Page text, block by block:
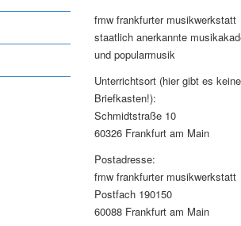
fmw frankfurter musikwerkstatt
staatlich anerkannte
und popularmusik
Unterrichtsort (hier gibt es
Briefkasten!):
Schmidtstraße 10
60326 Frankfurt am Main
Postadresse:
fmw frankfurter musikwerkstatt
Postfach 190150
60088 Frankfurt am Main